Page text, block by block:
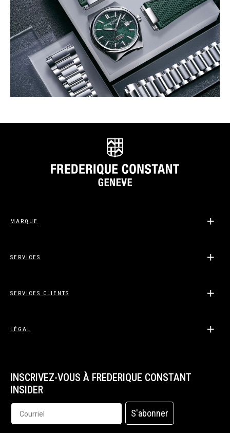
MARQUE
SERVICES
SERVICES CLIENTS
LÉGAL
INSCRIVEZ-VOUS À FREDERIQUE CONSTANT
INSIDER
S'abonner